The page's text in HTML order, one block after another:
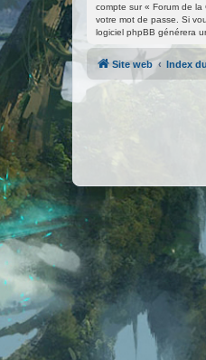
compte sur « Forum de
votre mot de passe. Si
logiciel phpBB générera
Site web Index